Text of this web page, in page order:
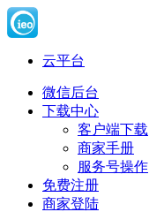
云平台
微信后台
下载中心
客户端下载
商家手册
服务号操作
免费注册
商家登陆